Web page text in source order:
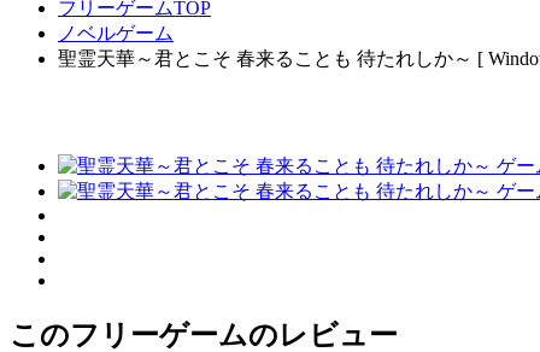
フリーゲームTOP
ノベルゲーム
聖霊天華～君とこそ 春来ることも 待たれしか～ [
このフリーゲームのレビュー